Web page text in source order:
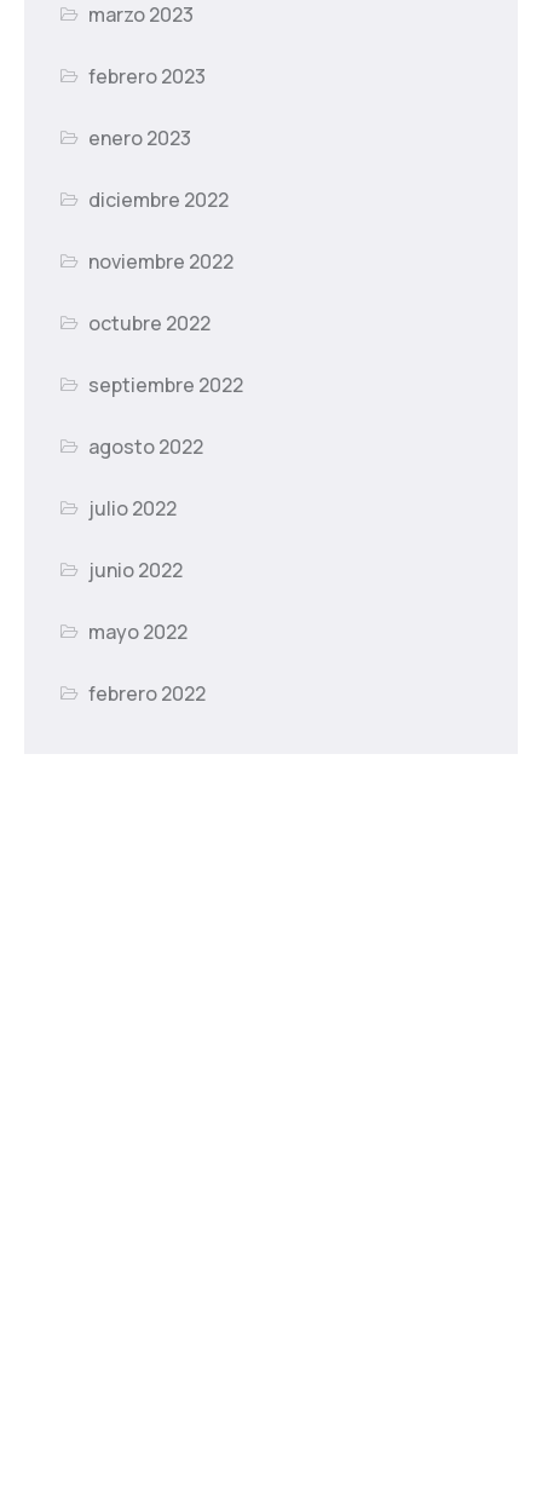
marzo 2023
febrero 2023
enero 2023
diciembre 2022
noviembre 2022
octubre 2022
septiembre 2022
agosto 2022
julio 2022
junio 2022
mayo 2022
febrero 2022